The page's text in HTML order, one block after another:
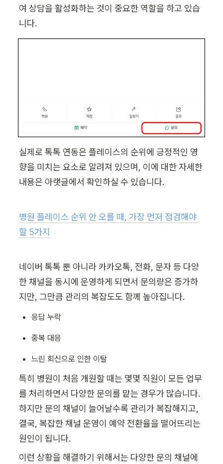
여 상담을 활성화하는 것이 중요한 역할을 하고 있습
니다.
실제로 톡톡 연동은 플레이스의 순위에 긍정적인 영
향을 미치는 요소로 알려져 있으며, 이에 대한 자세한
내용은 아랫글에서 확인하실 수 있습니다.
병원 플레이스 순위 안 오를 때, 가장 먼저 점검해야
할 5가지
네이버 톡톡 뿐 아니라 카카오톡, 전화, 문자 등 다양
한 채널을 동시에 운영하게 되면서 문의량은 증가하
지만, 그만큼 관리의 복잡도도 함께 높아집니다.
응답 누락
중복 대응
느린 회신으로 인한 이탈
특히 병원이 처음 개원할 때는 몇몇 직원이 모든 업무
를 처리하면서 다양한 문의를 맡는 경우가 많습니다.
하지만 문의 채널이 늘어날수록 관리가 복잡해지고,
결국, 복잡한 채널 운영이 예약 전환율을 떨어뜨리는
원인이 됩니다.
이런 상황을 해결하기 위해서는 다양한 문의 채널에